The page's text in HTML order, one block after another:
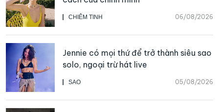
CHIÊM TINH 06/08/2026
SAO 05/08/2026
Jennie có mọi thứ để trở thành siêu sao
solo, ngoại trừ hát live